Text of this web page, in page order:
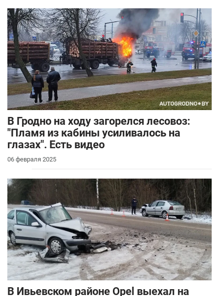
В Гродно на ходу загорелся лесовоз:
"Пламя из кабины усиливалось на
глазах". Есть видео
06 февраля 2025
В Ивьевском районе Opel выехал на